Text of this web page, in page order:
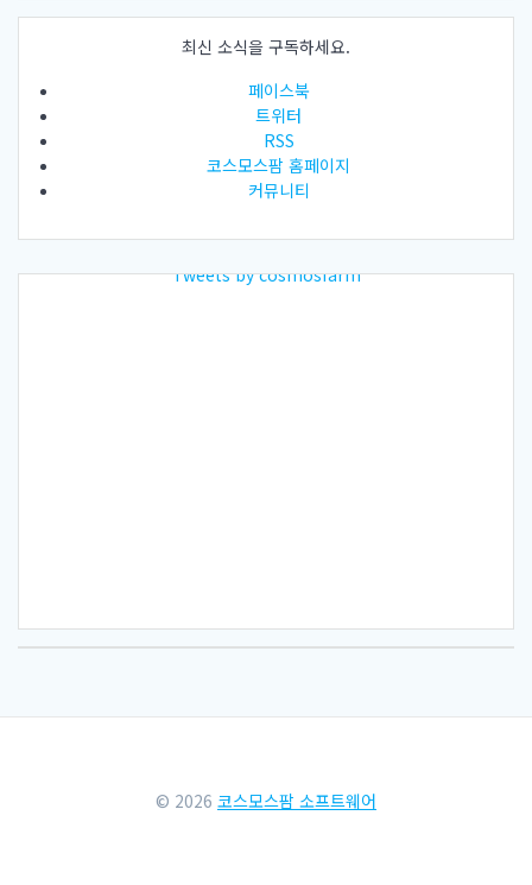
최신 소식을 구독하세요.
페이스북
트위터
RSS
코스모스팜 홈페이지
커뮤니티
Tweets by cosmosfarm
© 2026 코스모스팜 소프트웨어